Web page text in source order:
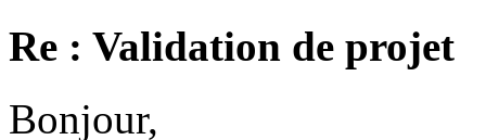
Re : Validation de projet
Bonjour,